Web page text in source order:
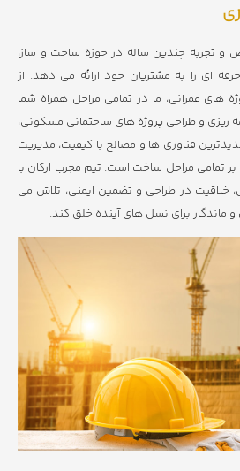
و تجربه چندین ساله در حوزه ساخت و ساز،
ای را به مشتریان خود ارائه می دهد. از
های عمرانی، ما در تمامی مراحل همراه شما
ریزی و طراحی پروژه های ساختمانی مسکونی،
فناوری ها و مصالح با کیفیت، مدیریت
تمامی مراحل ساخت است. تیم مجرب ارکان با
خلاقیت در طراحی و تضمین ایمنی، تلاش می
و ماندگار برای نسل های آینده خلق کند.